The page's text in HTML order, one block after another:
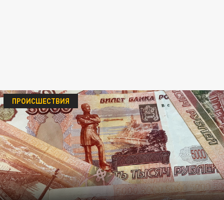
ПРОИСШЕСТВИЯ